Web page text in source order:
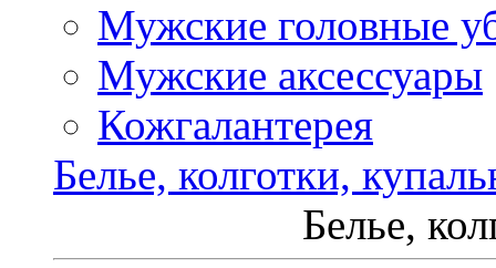
Мужские головные
Мужские аксессуары
Кожгалантерея
Белье, колготки,
Белье,